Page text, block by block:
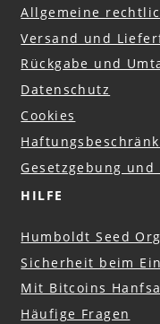
Allgemeine
Versand und
Rückgabe und
Datenschutz
Cookies
Gesetzgebung
HILFE
Humboldt Seed
Sicherheit beim
Mit Bitcoins
Häufige Fragen